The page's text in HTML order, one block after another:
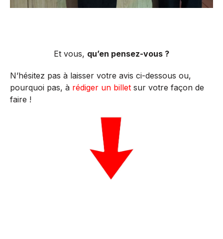
Et vous, qu’en pensez-vous ?
N’hésitez pas à laisser votre avis ci-dessous ou,
pourquoi pas, à rédiger un billet sur votre façon de
faire !